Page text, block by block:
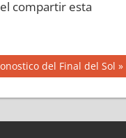
compartir esta
del Final del Sol